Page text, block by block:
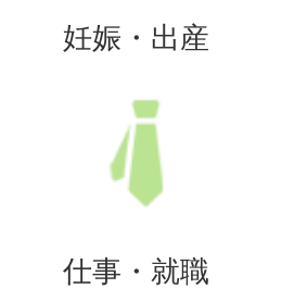
妊娠・出産
仕事・就職